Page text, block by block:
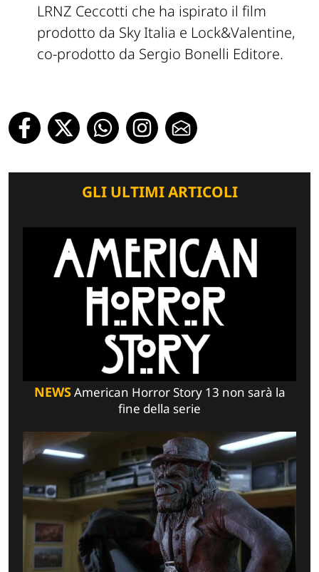
LRNZ Ceccotti che ha ispirato il film
prodotto da Sky Italia e Lock&Valentine,
co-prodotto da Sergio Bonelli Editore.
GLI ULTIMI ARTICOLI
NEWSAmerican Horror Story 13 non sarà la
fine della serie